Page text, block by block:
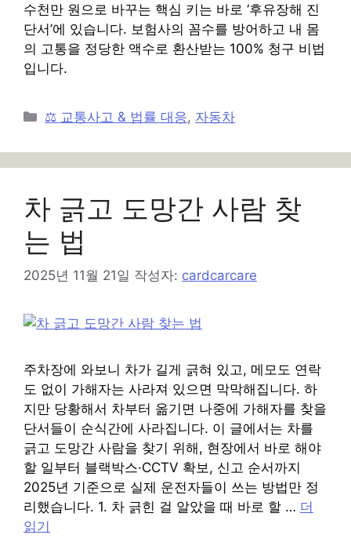
수천만 원으로 바꾸는 핵심 키는 바로 ‘후유장해 진
단서’에 있습니다. 보험사의 꼼수를 방어하고 내 몸
의 고통을 정당한 액수로 환산받는 100% 청구 비법
입니다.
카
고
리
⚖️ 교통사고 & 법률 대응, 자동차
차 긁고 도망간 사람 찾
는 법
2025년 11월 21일 작성자: cardcarcare
주차장에 와보니 차가 길게 긁혀 있고, 메모도 연락
도 없이 가해자는 사라져 있으면 막막해집니다. 하
지만 당황해서 차부터 옮기면 나중에 가해자를 찾을
단서들이 순식간에 사라집니다. 이 글에서는 차를
긁고 도망간 사람을 찾기 위해, 현장에서 바로 해야
할 일부터 블랙박스·CCTV 확보, 신고 순서까지
2025년 기준으로 실제 운전자들이 쓰는 방법만 정
리했습니다. 1. 차 긁힌 걸 알았을 때 바로 할 … 더
읽기